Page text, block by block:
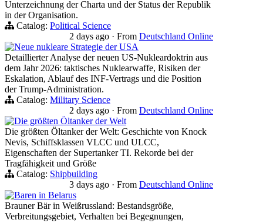
Unterzeichnung der Charta und der Status der Republik
in der Organisation.
Catalog: Political Science
2 days ago · From Deutschland Online
Neue nukleare Strategie der USA
Detaillierter Analyse der neuen US-Nukleardoktrin aus
dem Jahr 2026: taktisches Nuklearwaffe, Risiken der
Eskalation, Ablauf des INF-Vertrags und die Position
der Trump-Administration.
Catalog: Military Science
2 days ago · From Deutschland Online
Die größten Öltanker der Welt
Die größten Öltanker der Welt: Geschichte von Knock
Nevis, Schiffsklassen VLCC und ULCC,
Eigenschaften der Supertanker TI. Rekorde bei der
Tragfähigkeit und Größe
Catalog: Shipbuilding
3 days ago · From Deutschland Online
Baren in Belarus
Brauner Bär in Weißrussland: Bestandsgröße,
Verbreitungsgebiet, Verhalten bei Begegnungen,